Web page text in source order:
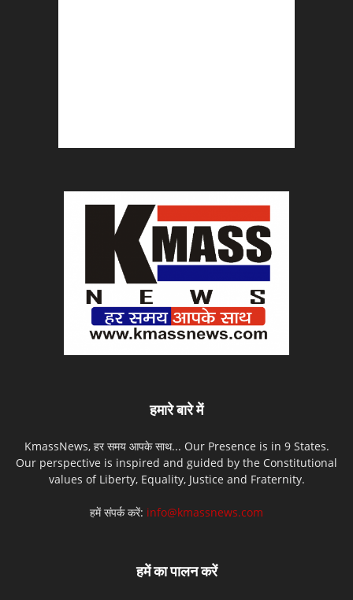
हमारे बारे में
KmassNews, हर समय आपके साथ... Our Presence is in 9 States.
Our perspective is inspired and guided by the Constitutional
values of Liberty, Equality, Justice and Fraternity.
हमें संपर्क करें: info@kmassnews.com
हमें का पालन करें